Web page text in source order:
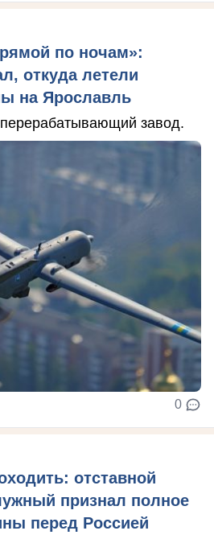
по ночам»:
откуда летели
на Ярославль
завод.
0
отставной
признал полное
перед Россией